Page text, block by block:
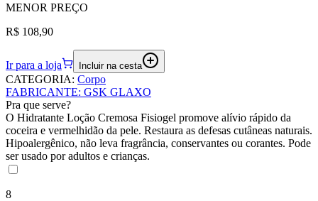
MENOR PREÇO
R$ 108,90
Ir para a loja Incluir na cesta
CATEGORIA: Corpo
FABRICANTE: GSK GLAXO
Pra que serve?
O Hidratante Loção Cremosa Fisiogel promove alívio rápido da
coceira e vermelhidão da pele. Restaura as defesas cutâneas naturais.
Hipoalergênico, não leva fragrância, conservantes ou corantes. Pode
ser usado por adultos e crianças.
8